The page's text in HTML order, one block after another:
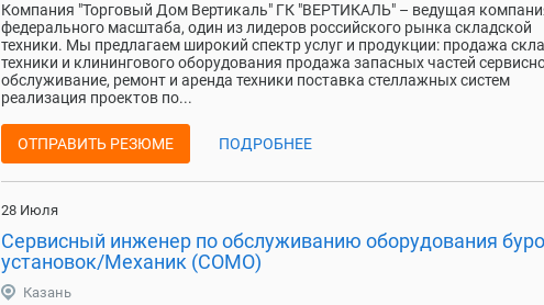
Компания "Торговый Дом Вертикаль" ГК "ВЕРТИКАЛЬ" – ведущая
федерального масштаба, один из лидеров российского рынка складской
техники. Мы предлагаем широкий спектр услуг и продукции: продажа
техники и клинингового оборудования продажа запасных частей
обслуживание, ремонт и аренда техники поставка стеллажных систем
реализация проектов по...
ОТПРАВИТЬ РЕЗЮМЕ ПОДРОБНЕЕ
28 Июля
Сервисный инженер по обслуживанию оборудования
установок/Механик (СОМО)
Казань